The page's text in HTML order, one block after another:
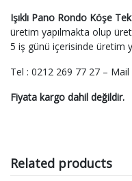
Işıklı Pano Rondo Köşe
üretim yapılmakta olup
5 iş günü içerisinde üretim
Tel : 0212 269 77 27 – Mail
Fiyata kargo dahil değildir.
Related products